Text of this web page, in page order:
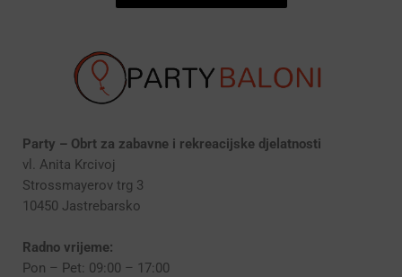
Party – Obrt za zabavne i rekreacijske djelatnosti
vl. Anita Krcivoj
Strossmayerov trg 3
10450 Jastrebarsko
Radno vrijeme:
Pon – Pet: 09:00 – 17:00